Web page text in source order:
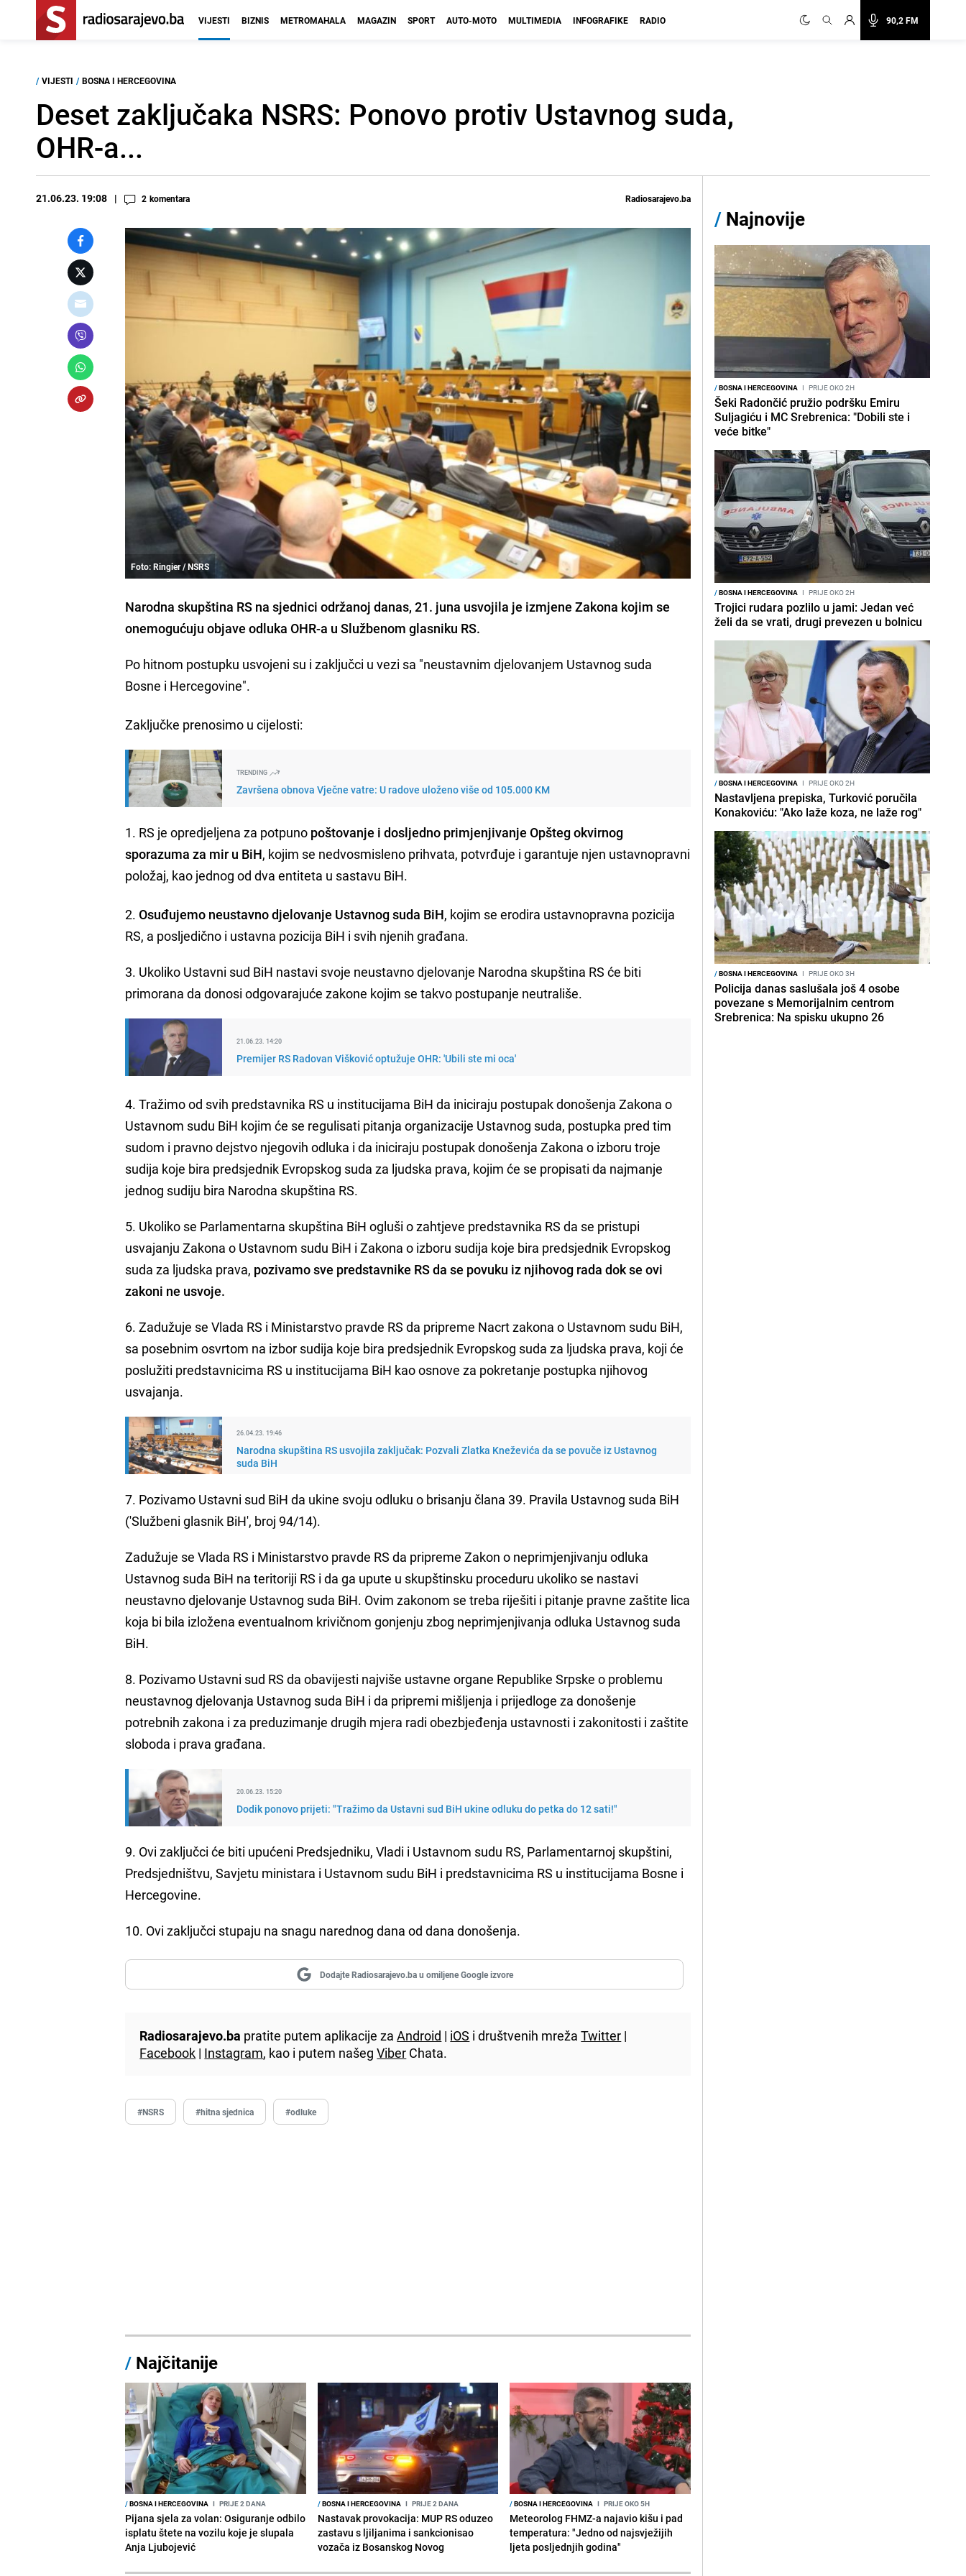
90,2 FM
VIJESTI BIZNIS METROMAHALA MAGAZIN SPORT AUTO-MOTO MULTIMEDIA INFOGRAFIKE RADIO
/ VIJESTI / BOSNA I HERCEGOVINA
Deset zaključaka NSRS: Ponovo protiv Ustavnog suda,
OHR-a...
21.06.23. 19:08 2 komentara Radiosarajevo.ba
Foto: Ringier / NSRS
Narodna skupština RS na sjednici održanoj danas, 21. juna usvojila je izmjene Zakona kojim se
onemogućuju objave odluka OHR-a u Službenom glasniku RS.
Po hitnom postupku usvojeni su i zaključci u vezi sa "neustavnim djelovanjem Ustavnog suda
Bosne i Hercegovine".
Zaključke prenosimo u cijelosti:
TRENDING
Završena obnova Vječne vatre: U radove uloženo više od 105.000 KM
1. RS je opredjeljena za potpuno poštovanje i dosljedno primjenjivanje Opšteg okvirnog
sporazuma za mir u BiH, kojim se nedvosmisleno prihvata, potvrđuje i garantuje njen ustavnopravni
položaj, kao jednog od dva entiteta u sastavu BiH.
2. Osuđujemo neustavno djelovanje Ustavnog suda BiH, kojim se erodira ustavnopravna pozicija
RS, a posljedično i ustavna pozicija BiH i svih njenih građana.
3. Ukoliko Ustavni sud BiH nastavi svoje neustavno djelovanje Narodna skupština RS će biti
primorana da donosi odgovarajuće zakone kojim se takvo postupanje neutrališe.
21.06.23. 14:20
Premijer RS Radovan Višković optužuje OHR: 'Ubili ste mi oca'
4. Tražimo od svih predstavnika RS u institucijama BiH da iniciraju postupak donošenja Zakona o
Ustavnom sudu BiH kojim će se regulisati pitanja organizacije Ustavnog suda, postupka pred tim
sudom i pravno dejstvo njegovih odluka i da iniciraju postupak donošenja Zakona o izboru troje
sudija koje bira predsjednik Evropskog suda za ljudska prava, kojim će se propisati da najmanje
jednog sudiju bira Narodna skupština RS.
5. Ukoliko se Parlamentarna skupština BiH ogluši o zahtjeve predstavnika RS da se pristupi
usvajanju Zakona o Ustavnom sudu BiH i Zakona o izboru sudija koje bira predsjednik Evropskog
suda za ljudska prava, pozivamo sve predstavnike RS da se povuku iz njihovog rada dok se ovi
zakoni ne usvoje.
6. Zadužuje se Vlada RS i Ministarstvo pravde RS da pripreme Nacrt zakona o Ustavnom sudu BiH,
sa posebnim osvrtom na izbor sudija koje bira predsjednik Evropskog suda za ljudska prava, koji će
poslužiti predstavnicima RS u institucijama BiH kao osnove za pokretanje postupka njihovog
usvajanja.
26.04.23. 19:46
Narodna skupština RS usvojila zaključak: Pozvali Zlatka Kneževića da se povuče iz Ustavnog
suda BiH
7. Pozivamo Ustavni sud BiH da ukine svoju odluku o brisanju člana 39. Pravila Ustavnog suda BiH
('Službeni glasnik BiH', broj 94/14).
Zadužuje se Vlada RS i Ministarstvo pravde RS da pripreme Zakon o neprimjenjivanju odluka
Ustavnog suda BiH na teritoriji RS i da ga upute u skupštinsku proceduru ukoliko se nastavi
neustavno djelovanje Ustavnog suda BiH. Ovim zakonom se treba riješiti i pitanje pravne zaštite lica
koja bi bila izložena eventualnom krivičnom gonjenju zbog neprimjenjivanja odluka Ustavnog suda
BiH.
8. Pozivamo Ustavni sud RS da obavijesti najviše ustavne organe Republike Srpske o problemu
neustavnog djelovanja Ustavnog suda BiH i da pripremi mišljenja i prijedloge za donošenje
potrebnih zakona i za preduzimanje drugih mjera radi obezbjeđenja ustavnosti i zakonitosti i zaštite
sloboda i prava građana.
20.06.23. 15:20
Dodik ponovo prijeti: "Tražimo da Ustavni sud BiH ukine odluku do petka do 12 sati!"
9. Ovi zaključci će biti upućeni Predsjedniku, Vladi i Ustavnom sudu RS, Parlamentarnoj skupštini,
Predsjedništvu, Savjetu ministara i Ustavnom sudu BiH i predstavnicima RS u institucijama Bosne i
Hercegovine.
10. Ovi zaključci stupaju na snagu narednog dana od dana donošenja.
Dodajte Radiosarajevo.ba u omiljene Google izvore
Radiosarajevo.ba pratite putem aplikacije zaAndroid | iOS i društvenih mrežaTwitter |
Facebook | Instagram, kao i putem našegViber Chata.
#NSRS #hitna sjednica #odluke
/ Najčitanije
/BOSNA I HERCEGOVINA I PRIJE 2 DANA
Pijana sjela za volan: Osiguranje odbilo
isplatu štete na vozilu koje je slupala
Anja Ljubojević
/BOSNA I HERCEGOVINA I PRIJE 2 DANA
Nastavak provokacija: MUP RS oduzeo
zastavu s ljiljanima i sankcionisao
vozača iz Bosanskog Novog
/BOSNA I HERCEGOVINA I PRIJE OKO 5H
Meteorolog FHMZ-a najavio kišu i pad
temperatura: "Jedno od najsvježijih
ljeta posljednjih godina"
/ Najnovije
/BOSNA I HERCEGOVINA I PRIJE OKO 2H
Šeki Radončić pružio podršku Emiru
Suljagiću i MC Srebrenica: "Dobili ste i
veće bitke"
/BOSNA I HERCEGOVINA I PRIJE OKO 2H
Trojici rudara pozlilo u jami: Jedan već
želi da se vrati, drugi prevezen u bolnicu
/BOSNA I HERCEGOVINA I PRIJE OKO 2H
Nastavljena prepiska, Turković poručila
Konakoviću: "Ako laže koza, ne laže rog"
/BOSNA I HERCEGOVINA I PRIJE OKO 3H
Policija danas saslušala još 4 osobe
povezane s Memorijalnim centrom
Srebrenica: Na spisku ukupno 26